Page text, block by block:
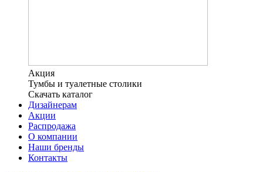
Акция
Тумбы и туалетные столики
Скачать каталог
Дизайнерам
Акции
Распродажа
О компании
Наши бренды
Контакты